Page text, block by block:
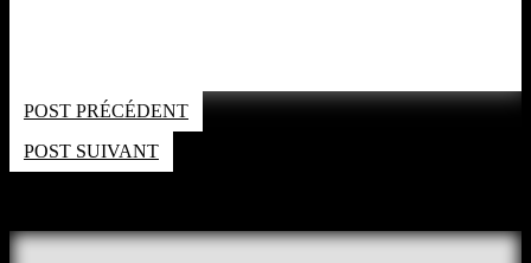
POST PRÉCÉDENT
POST SUIVANT